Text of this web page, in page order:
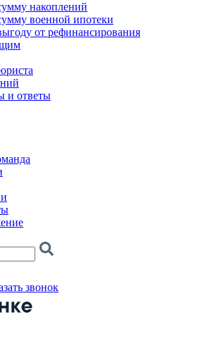
накоплений
военной ипотеки
от рефинансирования
и ответы
звонок